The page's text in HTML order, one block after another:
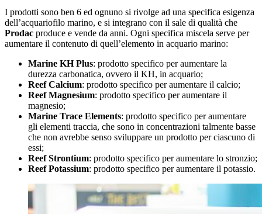
I prodotti sono ben 6 ed ognuno si rivolge ad una specifica esigenza
dell’acquariofilo marino, e si integrano con il sale di qualità che
Prodac produce e vende da anni. Ogni specifica miscela serve per
aumentare il contenuto di quell’elemento in acquario marino:
Marine KH Plus: prodotto specifico per aumentare la
durezza carbonatica, ovvero il KH, in acquario;
Reef Calcium: prodotto specifico per aumentare il calcio;
Reef Magnesium: prodotto specifico per aumentare il
magnesio;
Marine Trace Elements: prodotto specifico per aumentare
gli elementi traccia, che sono in concentrazioni talmente basse
che non avrebbe senso sviluppare un prodotto per ciascuno di
essi;
Reef Strontium: prodotto specifico per aumentare lo stronzio;
Reef Potassium: prodotto specifico per aumentare il potassio.